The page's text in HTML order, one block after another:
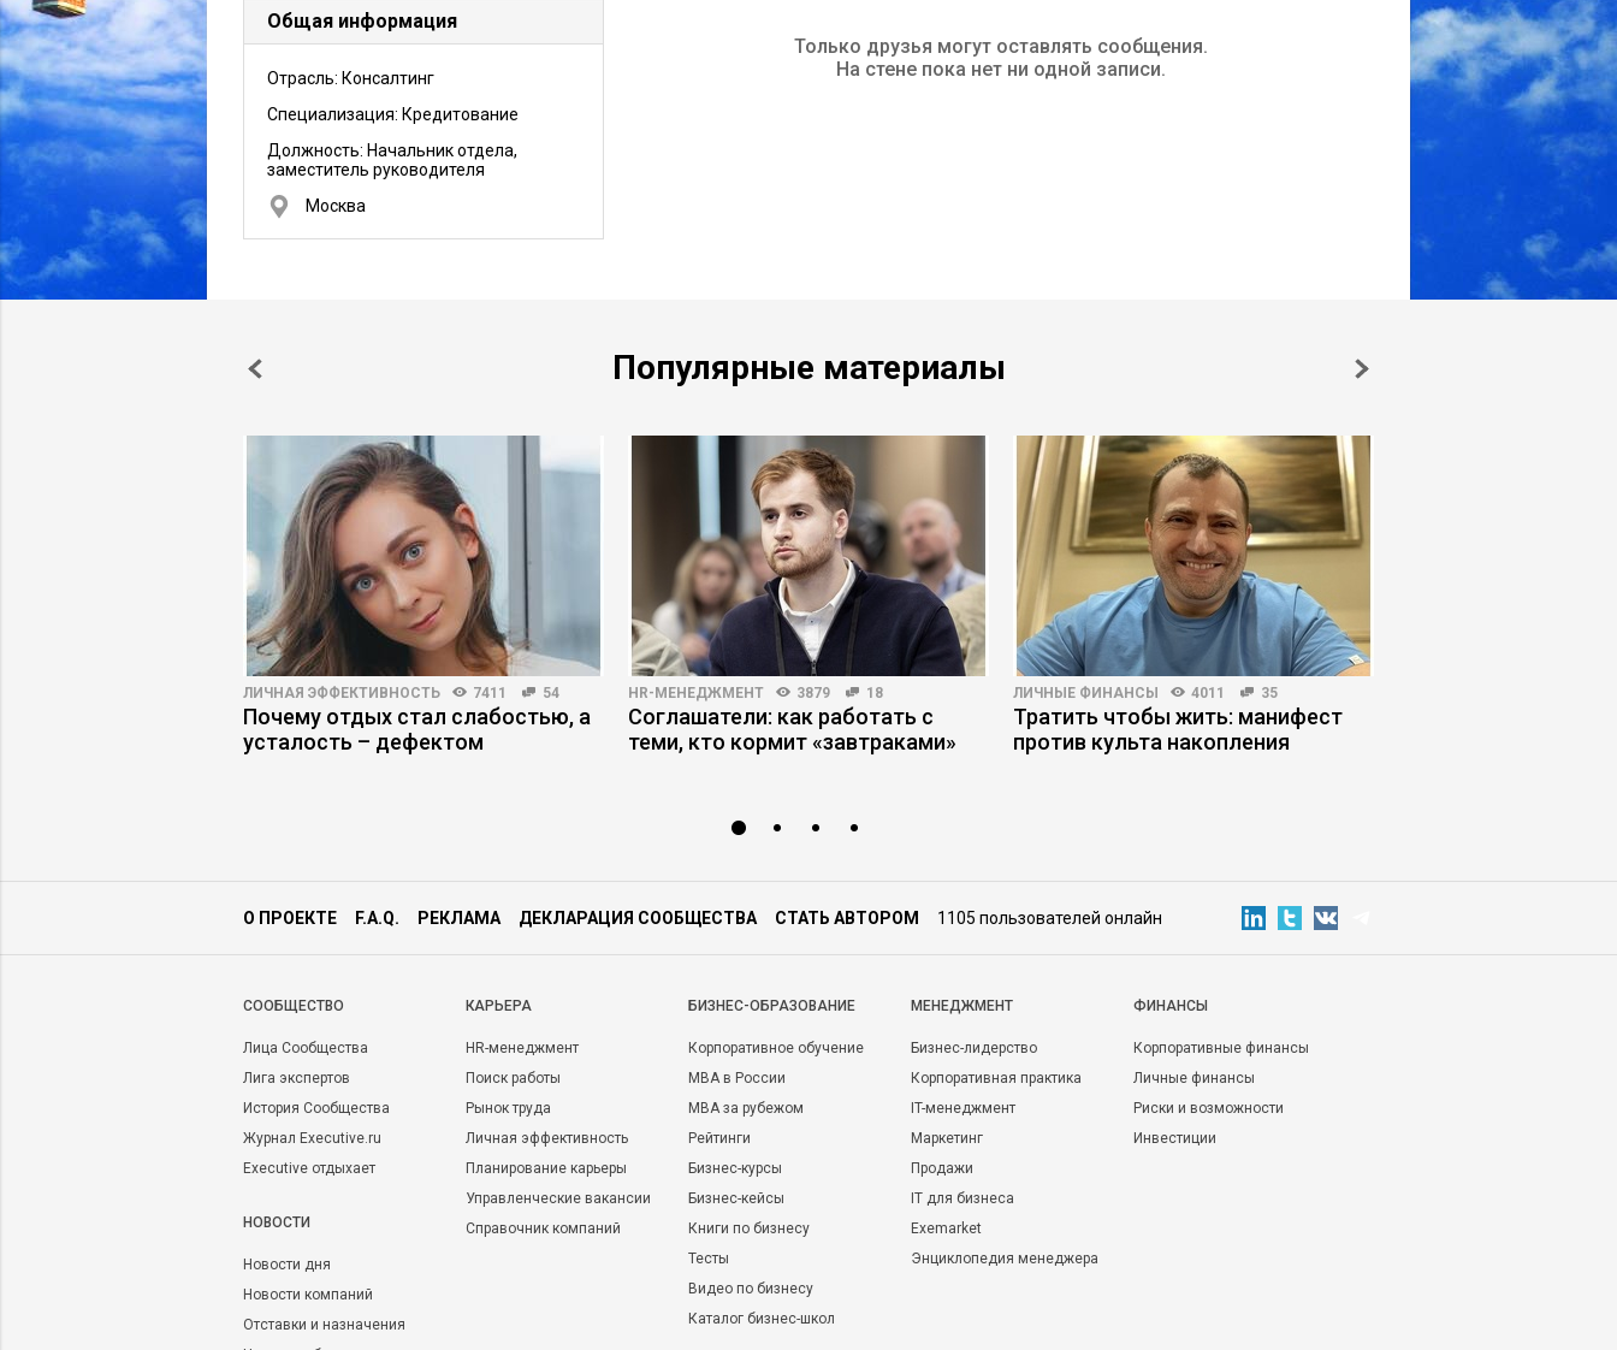
Общая информация
Отрасль: Консалтинг
Специализация: Кредитование
Должность: Начальник отдела,
заместитель руководителя
Москва
Только друзья могут оставлять сообщения.
На стене пока нет ни одной записи.
Популярные материалы
ЛИЧНАЯ ЭФФЕКТИВНОСТЬ 7411 54
Почему отдых стал слабостью, а
усталость – дефектом
HR-МЕНЕДЖМЕНТ 3879 18
Соглашатели: как работать с
теми, кто кормит «завтраками»
ЛИЧНЫЕ ФИНАНСЫ 4011 35
Тратить чтобы жить: манифест
против культа накопления
О ПРОЕКТЕ F.A.Q. РЕКЛАМА ДЕКЛАРАЦИЯ СООБЩЕСТВА СТАТЬ АВТОРОМ 1105 пользователей онлайн
CООБЩЕСТВО
Лица Сообщества
Лига экспертов
История Сообщества
Журнал Executive.ru
Executive отдыхает
НОВОСТИ
Новости дня
Новости компаний
Отставки и назначения
КАРЬЕРА
HR-менеджмент
Поиск работы
Рынок труда
Личная эффективность
Планирование карьеры
Управленческие вакансии
Справочник компаний
БИЗНЕС-ОБРАЗОВАНИЕ
Корпоративное обучение
MBA в России
MBA за рубежом
Рейтинги
Бизнес-курсы
Бизнес-кейсы
Книги по бизнесу
Тесты
Видео по бизнесу
Каталог бизнес-школ
МЕНЕДЖМЕНТ
Бизнес-лидерство
Корпоративная практика
IT-менеджмент
Маркетинг
Продажи
IT для бизнеса
Exemarket
Энциклопедия менеджера
ФИНАНСЫ
Корпоративные финансы
Личные финансы
Риски и возможности
Инвестиции